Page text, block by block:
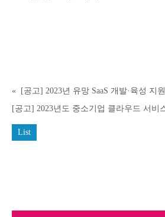
«
[공고] 2023년 유망 SaaS 개발·육성 지
List